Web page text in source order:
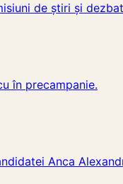
de știri și
în precampanie.
Anca